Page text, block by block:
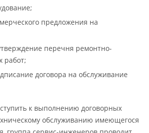
предложения на
перечня ремонтно-
работ;
договора на обслуживание
к выполнению договорных
обслуживанию имеющегося